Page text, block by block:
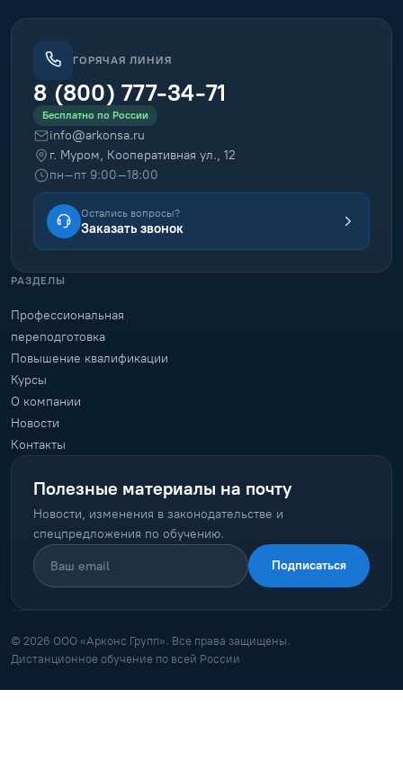
ГОРЯЧАЯ ЛИНИЯ
8 (800) 777-34-71
Бесплатно по России
info@arkonsa.ru
г. Муром, Кооперативная ул., 12
пн–пт 9:00–18:00
Остались вопросы?
Заказать звонок
РАЗДЕЛЫ
Профессиональная
переподготовка
Повышение квалификации
Курсы
О компании
Новости
Контакты
Полезные материалы на почту
Новости, изменения в законодательстве и
спецпредложения по обучению.
Подписаться
© 2026 ООО «Арконс Групп». Все права защищены.
Дистанционное обучение по всей России